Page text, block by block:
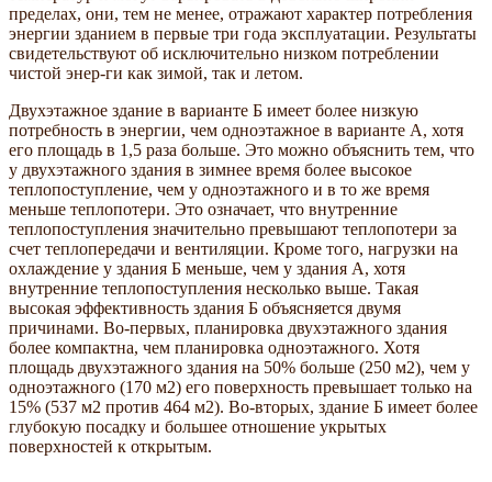
пределах, они, тем не менее, отражают характер потребления
энергии зданием в первые три года эксплуатации. Результаты
свидетельствуют об исключительно низком потреблении
чистой энер-ги как зимой, так и летом.
Двухэтажное здание в варианте Б имеет более низкую
потребность в энергии, чем одноэтажное в варианте А, хотя
его площадь в 1,5 раза больше. Это можно объяснить тем, что
у двухэтажного здания в зимнее время более высокое
теплопоступление, чем у одноэтажного и в то же время
меньше теплопотери. Это означает, что внутренние
теплопоступления значительно превышают теплопотери за
счет теплопередачи и вентиляции. Кроме того, нагрузки на
охлаждение у здания Б меньше, чем у здания А, хотя
внутренние теплопоступления несколько выше. Такая
высокая эффективность здания Б объясняется двумя
причинами. Во-первых, планировка двухэтажного здания
более компактна, чем планировка одноэтажного. Хотя
площадь двухэтажного здания на 50% больше (250 м2), чем у
одноэтажного (170 м2) его поверхность превышает только на
15% (537 м2 против 464 м2). Во-вторых, здание Б имеет более
глубокую посадку и большее отношение укрытых
поверхностей к открытым.